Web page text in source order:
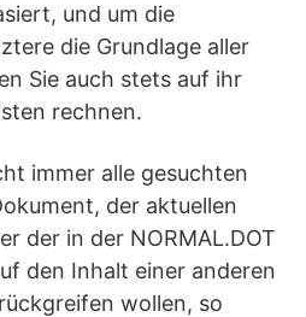
und um die
die Grundlage aller
Sie auch stets auf ihr
rechnen.
immer alle gesuchten
der aktuellen
der in der NORMAL.DOT
den Inhalt einer anderen
wollen, so